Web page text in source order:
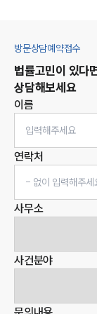
방문상담예약접수
법률고민이 있다
상담해보세요
이름
연락처
사무소
사건분야